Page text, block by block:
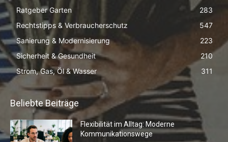
Ratgeber Garten
283
Rechtstipps & Verbraucherschutz
547
Sanierung & Modernisierung
223
Sicherheit & Gesundheit
210
Strom, Gas, Öl & Wasser
311
Beliebte Beiträge
Flexibilität im Alltag: Moderne
Kommunikationswege